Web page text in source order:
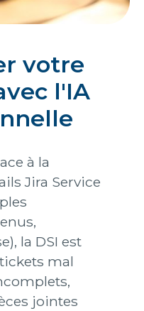
votre
l'IA
à la
Jira Service
la DSI est
mal
jointes